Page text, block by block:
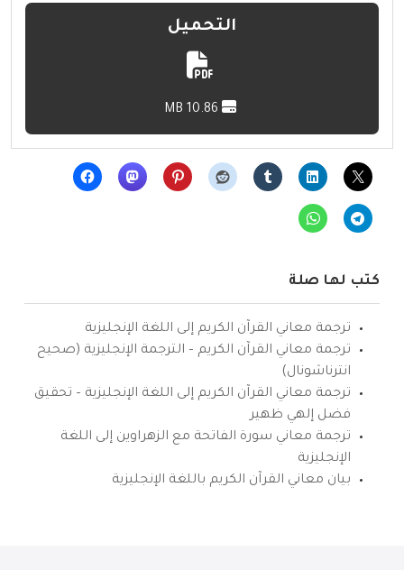
التحميل
كتب لها صلة
ترجمة معاني القرآن الكريم إلى اللغة الإنجليزية
ترجمة معاني القرآن الكريم – الترجمة الإنجليزية (صحيح
انترناشونال)
ترجمة معاني القرآن الكريم إلى اللغة الإنجليزية – تحقيق
فضل إلهي ظهير
ترجمة معاني سورة الفاتحة مع الزهراوين إلى اللغة
الإنجليزية
بيان معاني القرآن الكريم باللغة الإنجليزية